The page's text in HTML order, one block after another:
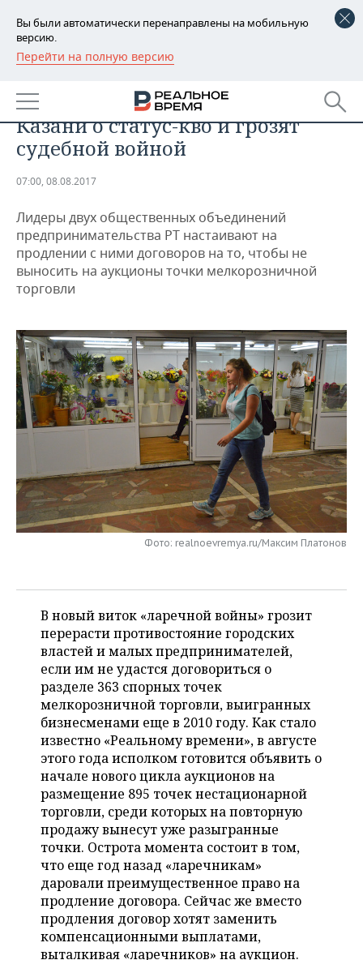
Вы были автоматически перенаправлены на мобильную
версию.
Перейти на полную версию
РЕГИОНЫ
БАШКОРТОСТАН
ТАТАРСТАН
НОВОСТИ
АНАЛИТИКА
КОРОЛИ ГОСЗАКАЗА ПФО
ВУЗЫ ТАТАРСТАНА
ТОРГОВЫЕ ЦЕНТРЫ
ТАТАРСТАНА
ФИНАНСЫ
ИНВЕСТИЦИИ
ПРОМЫШЛЕННОСТЬ
НОВОСТИ
ПРОМЫШЛЕННОСТИ
АГРОПРОМ
МАШИНОСТРОЕНИЕ
НЕФТЕХИМИЯ
НЕФТЬ
ЭНЕРГЕТИКА
НЕДВИЖИМОСТЬ
НОВОСТИ НЕДВИЖИМОСТИ
АВТО
НОВОСТИ БИЗНЕСА
РОЗНИЧНАЯ ТОРГОВЛЯ
ТРАНСПОРТ
ТЕХНОЛОГИИ
НОВОСТИ ТЕХНОЛОГИЙ
IT
ТЕЛЕКОММУНИКАЦИИ
МЕРОПРИЯТИЯ
НОВОСТИ МЕРОПРИЯТИЙ
ВЫЕЗДНАЯ РЕДАКЦИЯ
БИЗНЕС-БРАНЧИ
ONLINE-КОНФЕРЕНЦИИ
СПОРТ
НОВОСТИ СПОРТА
ФУТБОЛ
ВОЛЕЙБОЛ
КИБЕРСПОРТ
ФИГУРНОЕ КАТАНИЕ
ВОДНЫЕ ВИДЫ СПОРТА
ХОККЕЙ С МЯЧОМ
ОБЩЕСТВО
НОВОСТИ ОБЩЕСТВА
ИСТОРИЯ
КУЛЬТУРА
МЕДИЦИНА
ОБРАЗОВАНИЕ
ПРОИСШЕСТВИЯ
ФОТОГАЛЕРЕЯ
СПИСОК ПЕРСОН
СПИСОК КОМПАНИЙ
ПОЛНАЯ ВЕРСИЯ
ларечники просят мэрию
Казани о статус-кво и грозят
судебной войной
07:00, 08.08.2017
Лидеры двух общественных объединений
предпринимательства РТ настаивают на
продлении с ними договоров на то, чтобы не
выносить на аукционы точки мелкорозничной
торговли
Фото: realnoevremya.ru/Максим Платонов
В новый виток «ларечной войны» грозит
перерасти противостояние городских
властей и малых предпринимателей,
если им не удастся договориться о
разделе 363 спорных точек
мелкорозничной торговли, выигранных
бизнесменами еще в 2010 году. Как стало
известно «Реальному времени», в августе
этого года исполком готовится объявить о
начале нового цикла аукционов на
размещение 895 точек нестационарной
торговли, среди которых на повторную
продажу вынесут уже разыгранные
точки. Острота момента состоит в том,
что еще год назад «ларечникам»
даровали преимущественное право на
продление договора. Сейчас же вместо
продления договор хотят заменить
компенсационными выплатами,
выталкивая «ларечников» на аукцион.